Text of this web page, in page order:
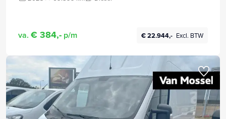
va. € 384,- p/m € 22.944,- Excl. BTW